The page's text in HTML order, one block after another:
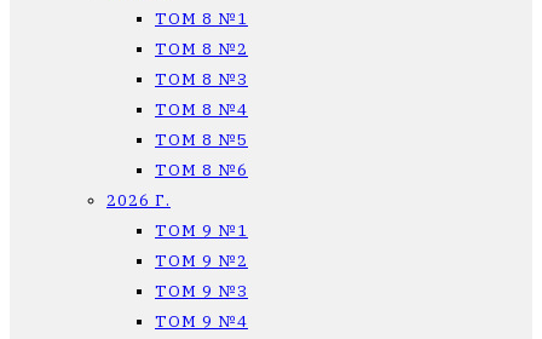
ТОМ 8 №1
ТОМ 8 №2
ТОМ 8 №3
ТОМ 8 №4
ТОМ 8 №5
ТОМ 8 №6
2026 Г.
ТОМ 9 №1
ТОМ 9 №2
ТОМ 9 №3
ТОМ 9 №4